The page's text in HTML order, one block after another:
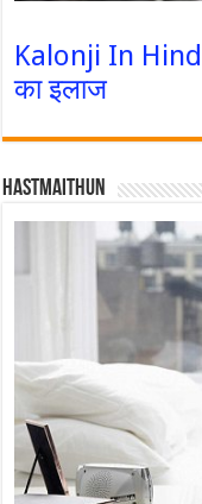
Kalonji In Hindi
का इलाज
Hastmaithun